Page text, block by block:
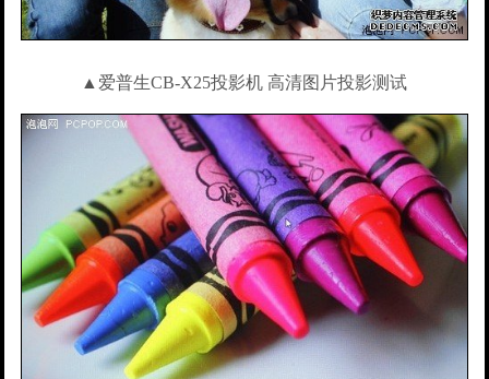
▲爱普生CB-X25投影机 高清图片投影测试